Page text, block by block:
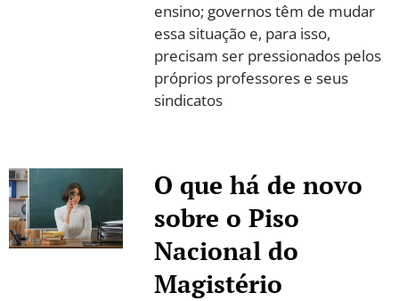
ensino; governos têm de mudar
essa situação e, para isso,
precisam ser pressionados pelos
próprios professores e seus
sindicatos
O que há de novo
sobre o Piso
Nacional do
Magistério